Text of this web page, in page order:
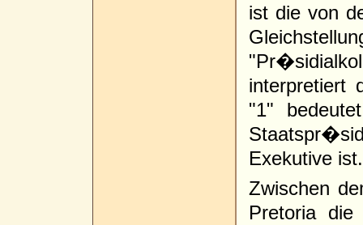
ist die von
interpretiert
"1"
Exekutive ist.
Zwischen
Pretoria die